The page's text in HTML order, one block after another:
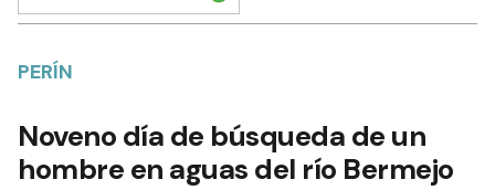
PERÍN
Noveno día de búsqueda de un
hombre en aguas del río Bermejo